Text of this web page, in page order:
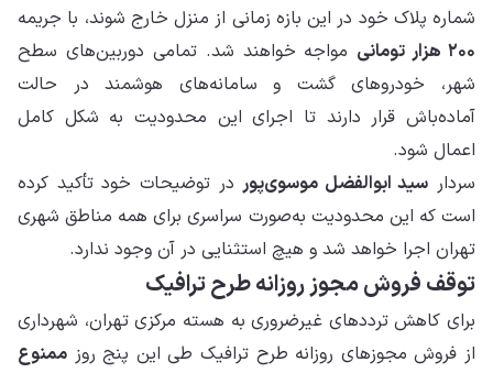
شماره پلاک خود در این بازه زمانی از منزل خارج شوند، با جریمه
۲۰۰ هزار تومانی
مواجه خواهند شد. تمامی دوربین‌های سطح
شهر، خودروهای گشت و سامانه‌های هوشمند در حالت
آماده‌باش قرار دارند تا اجرای این محدودیت به شکل کامل
اعمال شود.
سردار سید ابوالفضل موسوی‌پوردر توضیحات خود تأکید کرده
است که این محدودیت به‌صورت سراسری برای همه مناطق شهری
تهران اجرا خواهد شد و هیچ استثنایی در آن وجود ندارد.
توقف فروش مجوز روزانه طرح ترافیک
برای کاهش ترددهای غیرضروری به هسته مرکزی تهران، شهرداری
از فروش مجوزهای روزانه طرح ترافیک طی این پنج روز ممنوع